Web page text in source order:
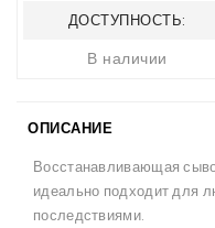
ДОСТУПНОСТЬ:
В наличии
ОПИСАНИЕ
Восстанавливающая
идеально подходит для
последствиями.